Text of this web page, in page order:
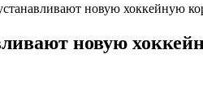
новую хоккейную
новую